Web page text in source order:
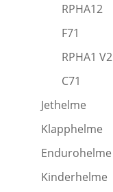
RPHA12
F71
RPHA1 V2
C71
Jethelme
Klapphelme
Endurohelme
Kinderhelme